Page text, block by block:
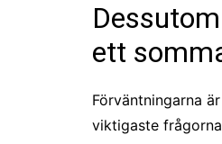
ett
Förväntningarna
viktigaste